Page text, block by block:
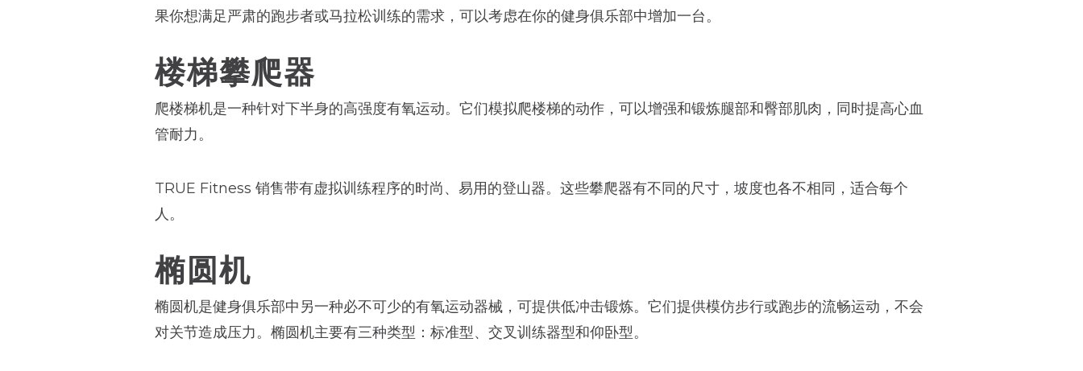
果你想满足严肃的跑步者或马拉松训练的需求，可以考虑在你的健身俱乐部中增加一台。
楼梯攀爬器
爬楼梯机是一种针对下半身的高强度有氧运动。它们模拟爬楼梯的动作，可以增强和锻炼腿部和臀部肌肉，同时提高心血
管耐力。
TRUE Fitness 销售带有虚拟训练程序的时尚、易用的登山器。这些攀爬器有不同的尺寸，坡度也各不相同，适合每个
人。
椭圆机
椭圆机是健身俱乐部中另一种必不可少的有氧运动器械，可提供低冲击锻炼。它们提供模仿步行或跑步的流畅运动，不会
对关节造成压力。椭圆机主要有三种类型：标准型、交叉训练器型和仰卧型。